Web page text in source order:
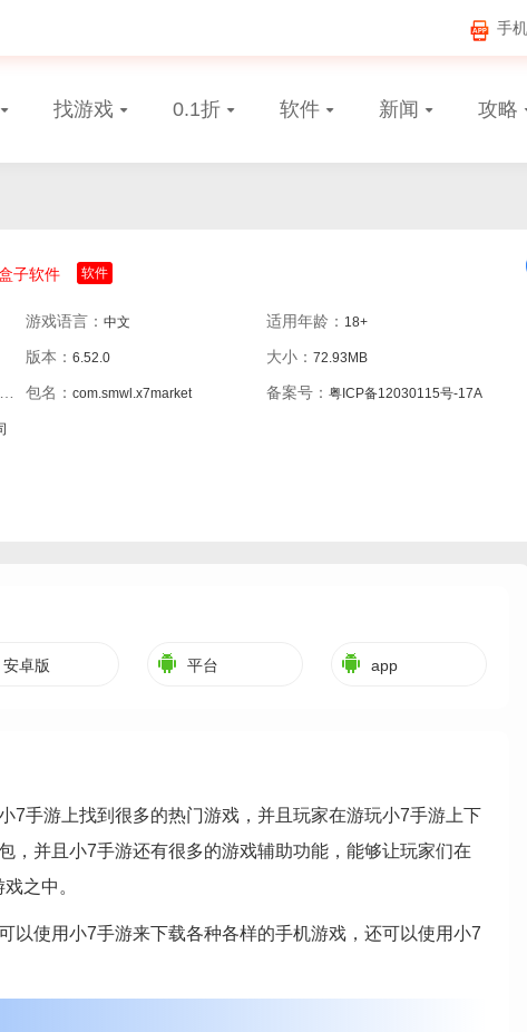
手
找游戏 0.1折 软件 新闻 攻略
子软件 软件
游戏语言： 中文 适用年龄： 18+
版本： 6.52.0 大小： 72.93MB
包名： com.smwl.x7market 备案号： 粤ICP备12030115号-17A
安卓版 平台 app
7手游上找到很多的热门游戏，并且玩家在游玩小7手游上下
，并且小7手游还有很多的游戏辅助功能，能够让玩家们在
之中。
以使用小7手游来下载各种各样的手机游戏，还可以使用小7